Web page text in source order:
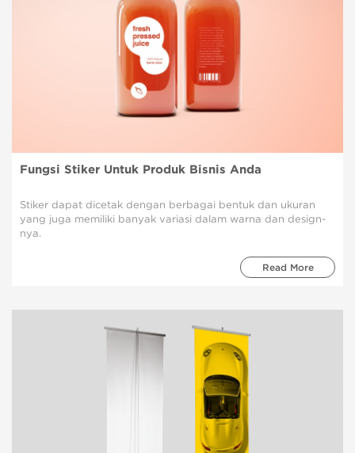
Fungsi Stiker Untuk Produk Bisnis Anda
Stiker dapat dicetak dengan berbagai bentuk dan ukuran
yang juga memiliki banyak variasi dalam warna dan design-
nya.
Read More